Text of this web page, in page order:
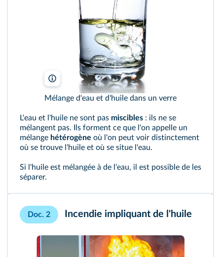
Emilia Stasiak/Shutterstock
Mélange d'eau et d'huile dans un verre
L'eau et l'huile ne sont pas miscibles : ils ne se
mélangent pas. Ils forment ce que l'on appelle un
mélange hétérogène où l'on peut voir distinctement
où se trouve l'huile et où se situe l'eau.
Si l'huile est mélangée à de l'eau, il est possible de les
séparer.
Doc. 2 Incendie impliquant de l'huile